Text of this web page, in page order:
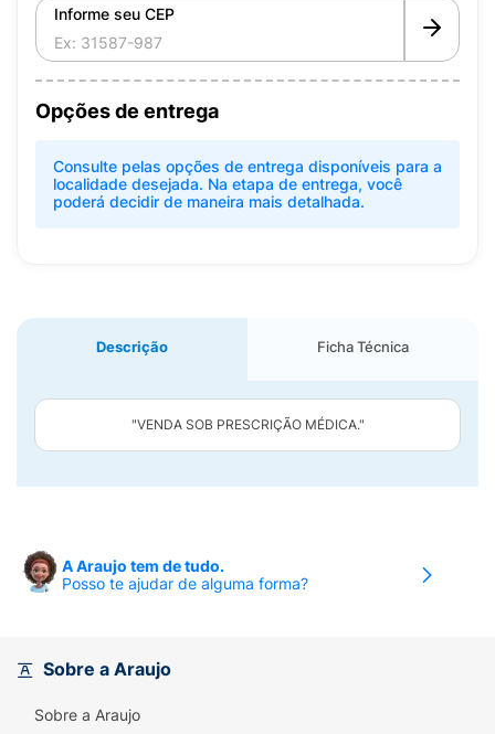
Informe seu CEP
Opções de entrega
Consulte pelas opções de entrega disponíveis para a
localidade desejada. Na etapa de entrega, você
poderá decidir de maneira mais detalhada.
Descrição Ficha Técnica
"VENDA SOB PRESCRIÇÃO MÉDICA."
A Araujo tem de tudo.
Posso te ajudar de alguma forma?
Sobre a Araujo
Sobre a Araujo